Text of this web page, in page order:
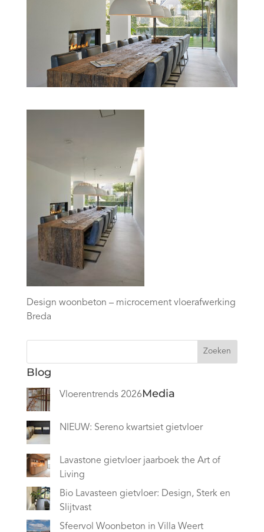
Design woonbeton – microcement vloerafwerking
Breda
Zoeken
Blog
Vloerentrends 2026
NIEUW: Sereno kwartsiet gietvloer
Lavastone gietvloer jaarboek the Art of
Living
Bio Lavasteen gietvloer: Design, Sterk en
Slijtvast
Sfeervol Woonbeton in Villa Weert
Media